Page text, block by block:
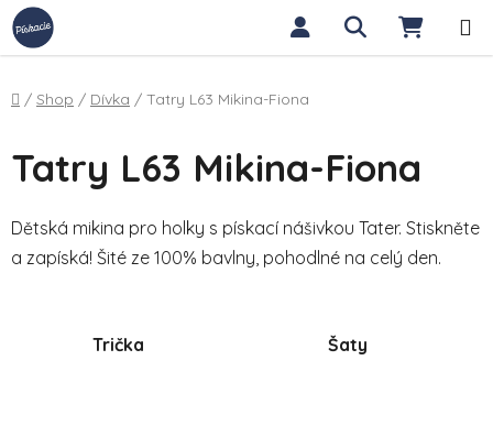
Přejít na obsah Hledat
Domů
/ Shop / Dívka / Tatry L63 Mikina-Fiona
Tatry L63 Mikina-Fiona
Dětská mikina pro holky s pískací nášivkou Tater. Stiskněte
a zapíská! Šité ze 100% bavlny, pohodlné na celý den.
Trička Šaty